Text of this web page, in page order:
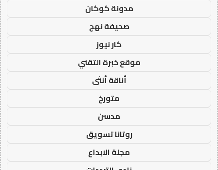
مدونة كوكان
صحيفة نهج
كار نيوز
موقع خبرة التقني
أناقة أنثى
متورخ
مدسن
روتانا تسويق
مجلة الابداع